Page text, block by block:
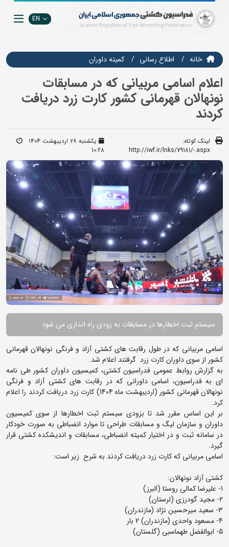
EN
خانه اطلاع رسانی کمیته داوران
اعلام اسامی مربیانی که در مسابقات
نونهالان قهرمانی کشور کارت زرد دریافت
کردند
لینک کوتاه:
http://iwf.ir/lnks/79181/-.aspx
یکشنبه ۲۸ اردیبهشت ۱۴۰۴
10:28
سیستم ثبت اخطارها در مسابقات به زودی راه اندازی می شود
اسامی مربیانی که در طول رقابت های کشتی آزاد و فرنگی نونهالان قهرمانی
کشور از سوی داوران کارت زرد گرفتند اعلام شد.
به گزارش روابط عمومی فدراسیون کشتی، کمیسیون داوران کشور طی نامه
ای به فدراسیون، اسامی داورانی که در رقابت های کشتی آزاد و فرنگی
نونهالان قهرمانی کشور (اردیبهشت ماه 1404) کارت زرد دریافت کردند را اعلام
کرد.
بر این اساس مقرر شد تا بزودی سیستم ثبت اخطارها از سوی کمیسیون
داوران و سازمان لیگ و مسابقات طراحی تا موارد انضباطی به صورت خودکار
در سامانه ثبت و در اختیار کمیته انضباطی، مسابقات و اندیشکده کشتی قرار
گیرد.
اسامی مربیانی که کارت زرد دریافت کردند به شرح زیر است:
کشتی آزاد نونهالان:
1- علیرضا کمالی روستا (البرز)
2- مجید گودرزی (لرستان)
3- سعید میرحسین نژاد (مازندران)
4- مسعود واحدی (مازندران) 2 بار
5- ابوالفضل طهماسبی (گلستان)